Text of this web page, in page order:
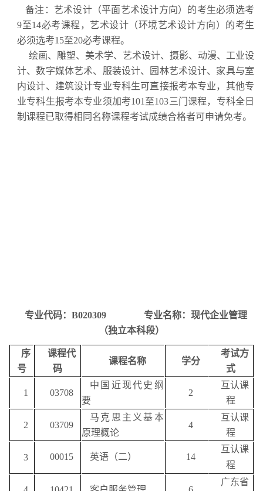
备注：艺术设计（平面艺术设计方向）的考生必须选考
9至14必考课程，艺术设计（环境艺术设计方向）的考生
必须选考15至20必考课程。
绘画、雕塑、美术学、艺术设计、摄影、动漫、工业设
计、数字媒体艺术、服装设计、园林艺术设计、家具与室
内设计、建筑设计专业专科生可直接报考本专业，其他专
业专科生报考本专业须加考101 至103三门课程， 专科全日
制课程已取得相同名称课程考试成绩合格者可申请免考。
专业代码： B020309
专业名称：现代企业管理
（独立本科段）
序
号
课程代
码
课程名称 学分
考试方
式
1 03708
中国近现代史纲
要
2
互认课
程
2 03709
马克思主义基本
原理概论
4
互认课
程
3 00015 英语（二） 14
互认课
程
广东省